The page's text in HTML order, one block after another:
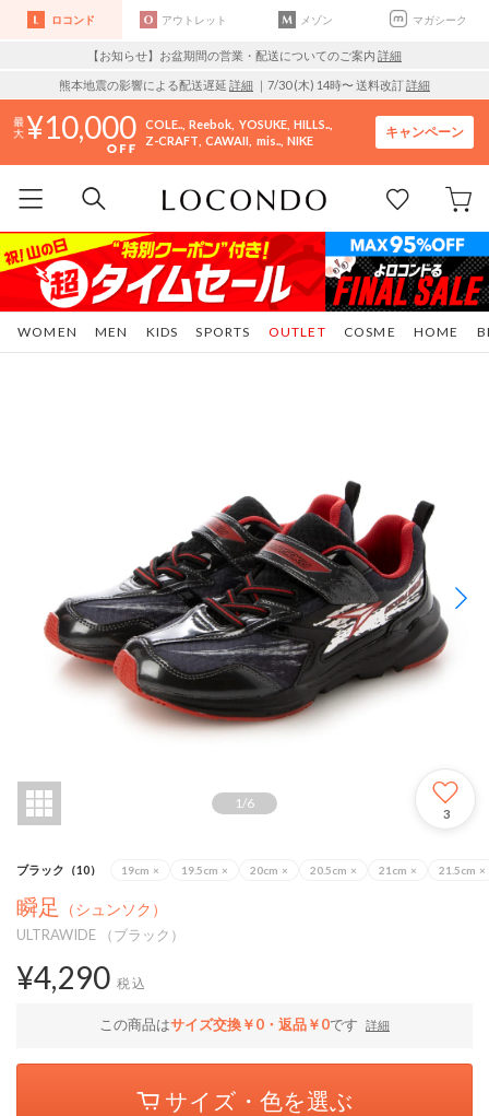
ロコンド アウトレット メゾン マガシーク
【お知らせ】お盆期間の営業・配送についてのご案内 詳細
熊本地震の影響による配送遅延 詳細 ｜7/30 (木) 14時〜 送料改訂詳細
10,000 COLE.. Reebok YOSUKE HILLS..
Z-CRAFT CAWAII mis.. NIKE
キャンペーン
WOMEN MEN KIDS SPORTS COSME HOME
OUTLET
1 /6
3
ブラック（10） 19cm × 19.5cm × 20cm × 20.5cm × 21cm × 21.5cm ×
瞬足 （シュンソク）
ULTRAWIDE （ブラック）
¥4,290 税込
この商品はサイズ交換￥0・返品￥0です 詳細
サイズ・色を選ぶ